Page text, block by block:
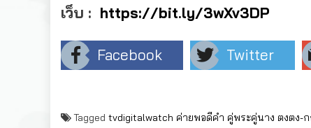
เว็บ : https://bit.ly/3wXv3DP
Facebook Twitter
Tagged tvdigitalwatch ค่ายพอดีคำ คู่พระคู่นาง ตงตง-